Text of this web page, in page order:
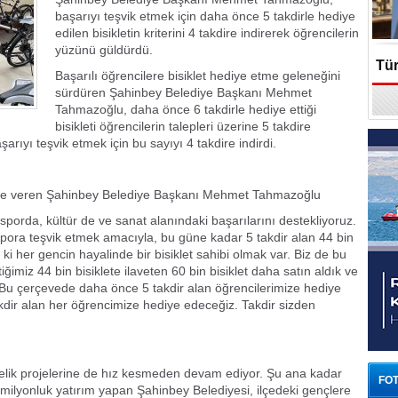
başarıyı teşvik etmek için daha önce 5 takdirle hediye
edilen bisikletin kriterini 4 takdire indirerek öğrencilerin
yüzünü güldürdü.
Başarılı öğrencilere bisiklet hediye etme geleneğini
sürdüren Şahinbey Belediye Başkanı Mehmet
Tahmazoğlu, daha önce 6 takdirle hediye ettiği
bisikleti öğrencilerin talepleri üzerine 5 takdire
teşvik etmek için bu sayıyı 4 takdire indirdi.
veren Şahinbey Belediye Başkanı Mehmet Tahmazoğlu
kültür de ve sanat alanındaki başarılarını destekliyoruz.
teşvik etmek amacıyla, bu güne kadar 5 takdir alan 44 bin
her gencin hayalinde bir bisiklet sahibi olmak var. Biz de bu
44 bin bisiklete ilaveten 60 bin bisiklet daha satın aldık ve
çerçevede daha önce 5 takdir alan öğrencilerimize hediye
alan her öğrencimize hediye edeceğiz. Takdir sizden
projelerine de hız kesmeden devam ediyor. Şu ana kadar
yatırım yapan Şahinbey Belediyesi, ilçedeki gençlere